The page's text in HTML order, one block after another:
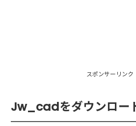
スポンサーリンク
Jw_cadをダウンロー